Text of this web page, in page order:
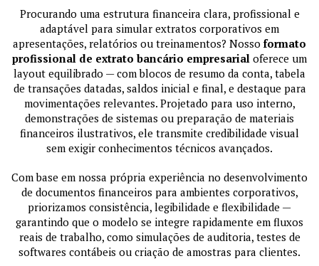
Procurando uma estrutura financeira clara, profissional e
adaptável para simular extratos corporativos em
apresentações, relatórios ou treinamentos? Nosso formato
profissional de extrato bancário empresarial oferece um
layout equilibrado — com blocos de resumo da conta, tabela
de transações datadas, saldos inicial e final, e destaque para
movimentações relevantes. Projetado para uso interno,
demonstrações de sistemas ou preparação de materiais
financeiros ilustrativos, ele transmite credibilidade visual
sem exigir conhecimentos técnicos avançados.
Com base em nossa própria experiência no desenvolvimento
de documentos financeiros para ambientes corporativos,
priorizamos consistência, legibilidade e flexibilidade —
garantindo que o modelo se integre rapidamente em fluxos
reais de trabalho, como simulações de auditoria, testes de
softwares contábeis ou criação de amostras para clientes.